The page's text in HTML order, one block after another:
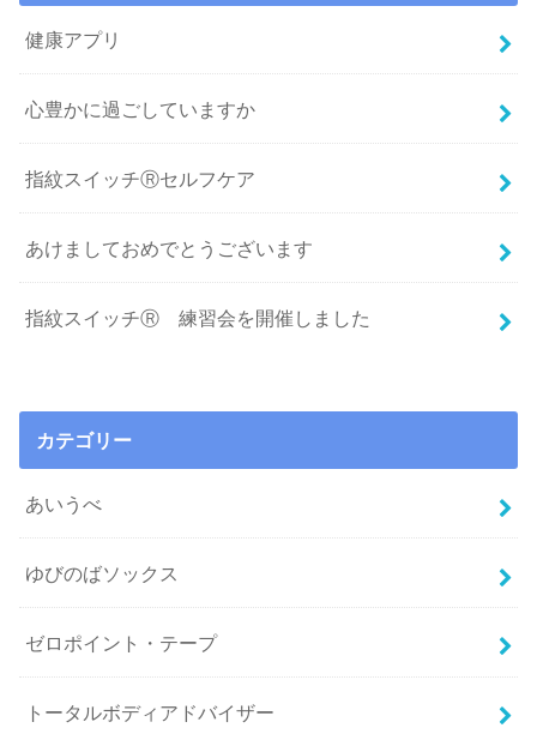
健康アプリ
心豊かに過ごしていますか
指紋スイッチⓇセルフケア
あけましておめでとうございます
指紋スイッチⓇ 練習会を開催しました
カテゴリー
あいうべ
ゆびのばソックス
ゼロポイント・テープ
トータルボディアドバイザー